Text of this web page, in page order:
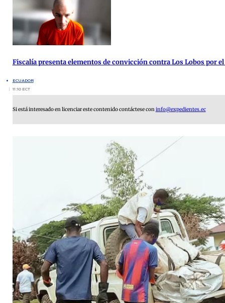
Fiscalía presenta elementos de convicción contra Los Lobos por
ECUADOR
11:10 ECT
Si está interesado en licenciar este contenido contáctese coninfo@expedientes.ec